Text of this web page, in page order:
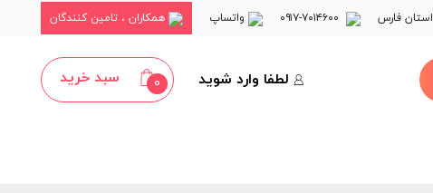
استان فارس واتساپ همکاران ، تامین کنندگان
لطفا وارد شوید 0 سبد خرید